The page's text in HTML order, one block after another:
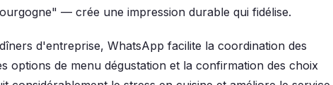
— crée une impression durable qui fidélise.
d'entreprise, WhatsApp facilite la coordination des
options de menu dégustation et la confirmation des choix